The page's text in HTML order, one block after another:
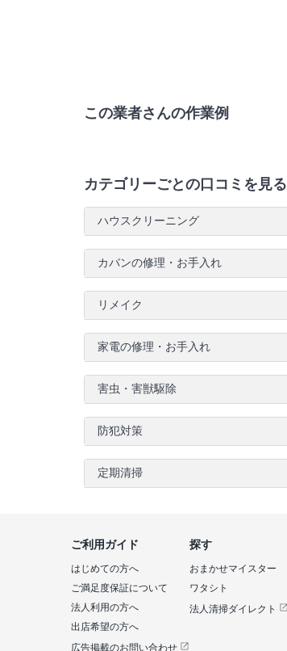
この業者さんの作業例
カテゴリーごとの口コミを見る
ハウスクリーニング
カバンの修理・お手入れ
リメイク
家電の修理・お手入れ
害虫・害獣駆除
防犯対策
定期清掃
探す
おまかせマイスター
ワタシト
法人清掃ダイレクト
ご利用ガイド
はじめての方へ
ご満足度保証について
法人利用の方へ
出店希望の方へ
広告掲載のお問い合わせ